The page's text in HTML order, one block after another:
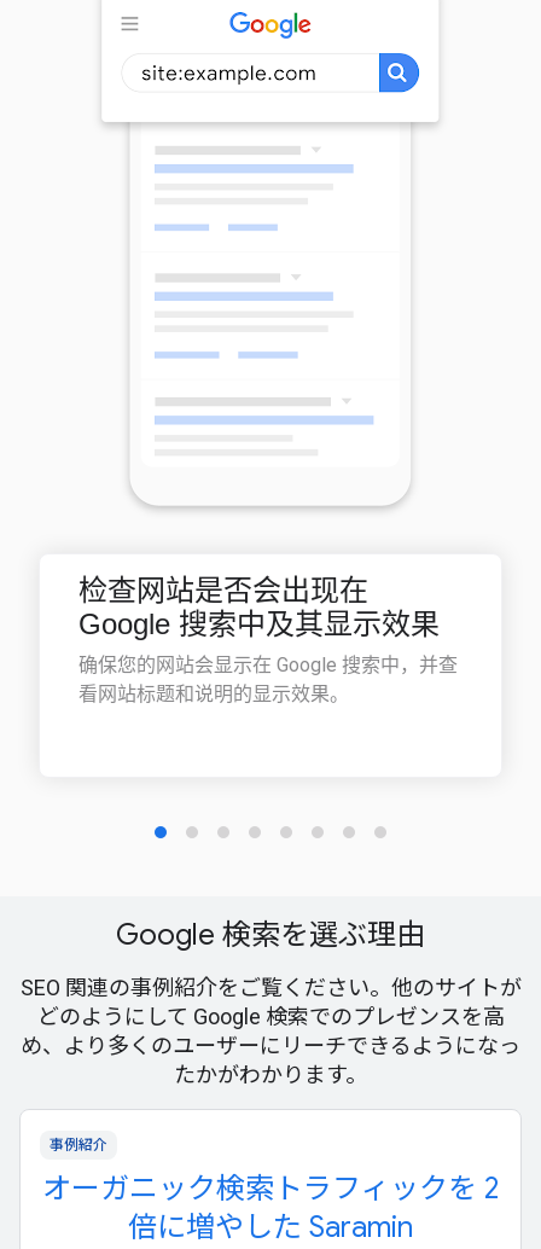
Google 検索を選ぶ理由
SEO 関連の事例紹介をご覧ください。他のサイトが
どのようにして Google 検索でのプレゼンスを高
め、より多くのユーザーにリーチできるようになっ
たかがわかります。
事例紹介
オーガニック検索トラフィックを 2
倍に増やした Saramin